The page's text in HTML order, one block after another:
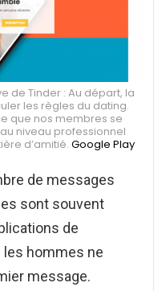
de Tinder : Au départ, la
les règles du dating.
que nos membres se
niveau professionnel
d’amitié. Google Play
de messages
sont souvent
de
les hommes ne
message.